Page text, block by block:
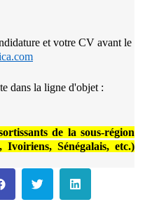
et votre CV avant le
dans la ligne d'objet :
de la sous-région
Ivoiriens, Sénégalais, etc.)